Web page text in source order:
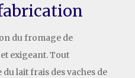
du fromage de
exigeant. Tout
lait frais des vaches de